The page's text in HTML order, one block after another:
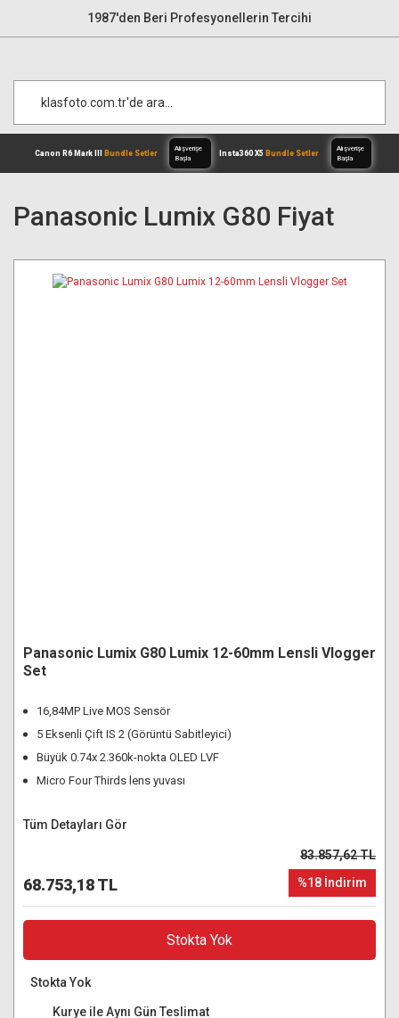
1987'den Beri Profesyonellerin Tercihi
Başla
Panasonic Lumix G80 Fiyat
Panasonic Lumix G80 Lumix 12-60mm Lensli Vlogger
Set
16,84MP Live MOS Sensör
5 Eksenli Çift IS 2 (Görüntü Sabitleyici)
Büyük 0.74x 2.360k-nokta OLED LVF
Micro Four Thirds lens yuvası
Tüm Detayları Gör
68.753,18 TL
83.857,62 TL
%18 İndirim
Stokta Yok
Stokta Yok
Kurye ile Aynı Gün Teslimat